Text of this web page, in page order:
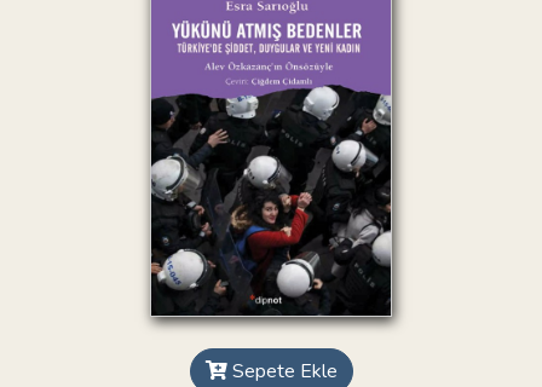
Sepete Ekle